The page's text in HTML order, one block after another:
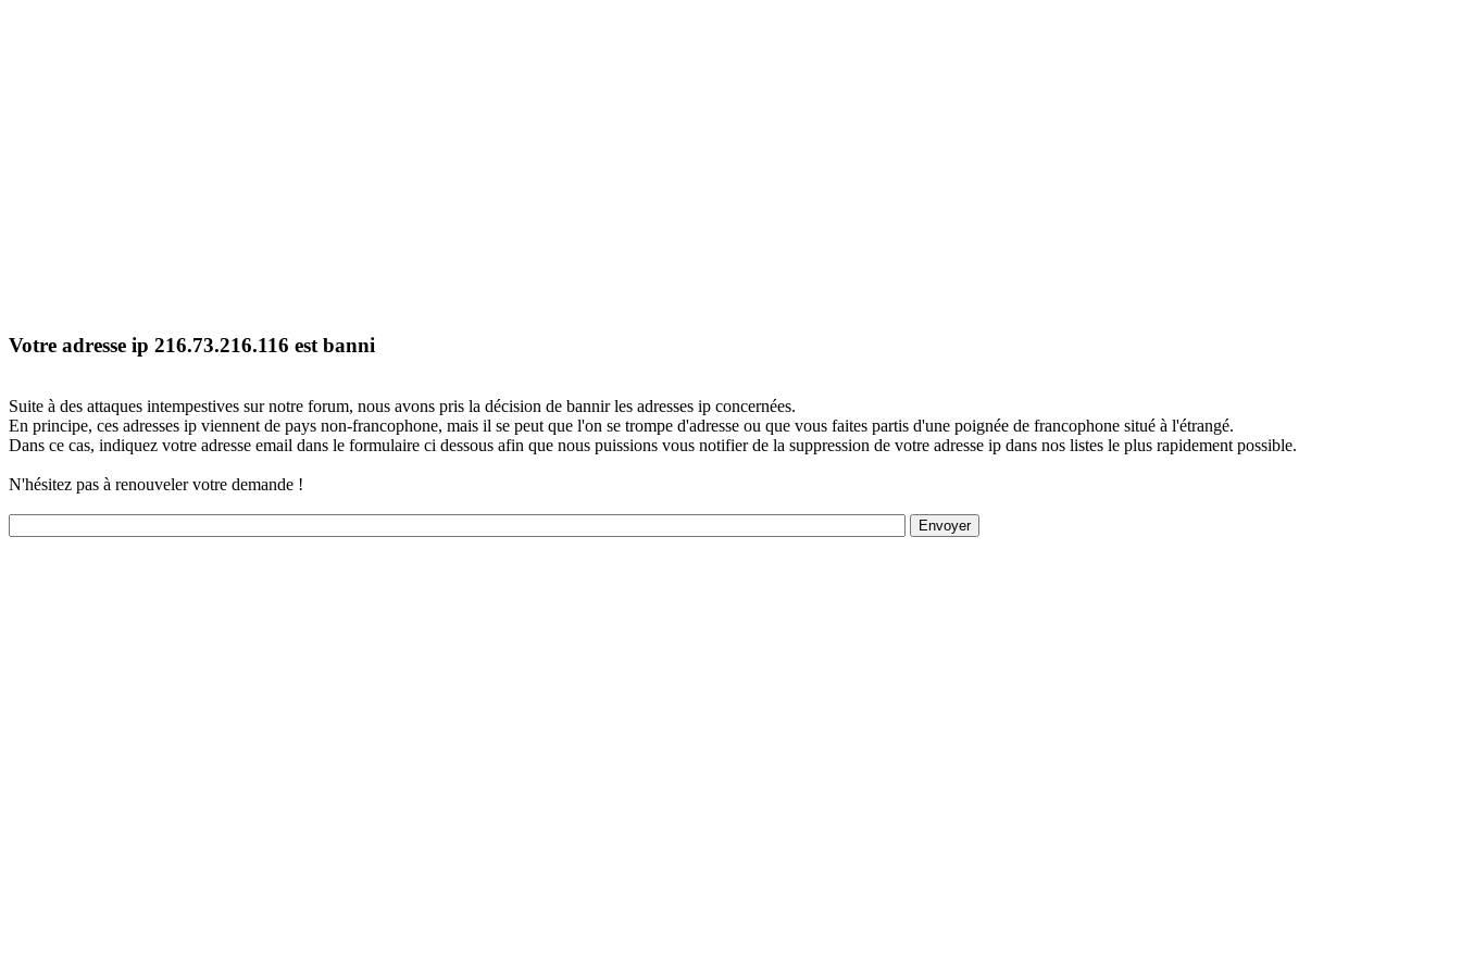
Votre adresse ip 216.73.216.116 est banni
Suite à des attaques intempestives sur notre forum, nous avons pris la décision de bannir les adresses ip concernées.
En principe, ces adresses ip viennent de pays non-francophone, mais il se peut que l'on se trompe d'adresse ou que vous faites partis d'une poignée de francophone situé à l'étrangé.
Dans ce cas, indiquez votre adresse email dans le formulaire ci dessous afin que nous puissions vous notifier de la suppression de votre adresse ip dans nos listes le plus rapidement possible.
N'hésitez pas à renouveler votre demande !